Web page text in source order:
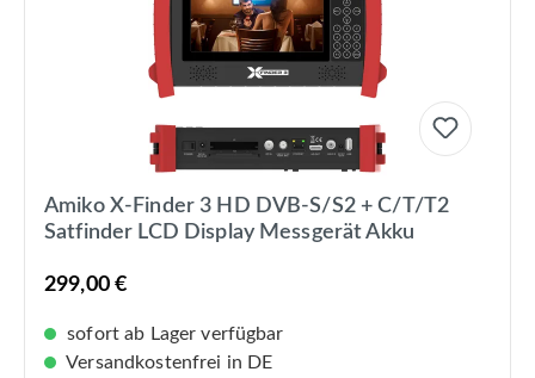
Amiko X-Finder 3 HD DVB-S/S2 + C/T/T2
Satfinder LCD Display Messgerät Akku
299,00 €
sofort ab Lager verfügbar
Versandkostenfrei in DE